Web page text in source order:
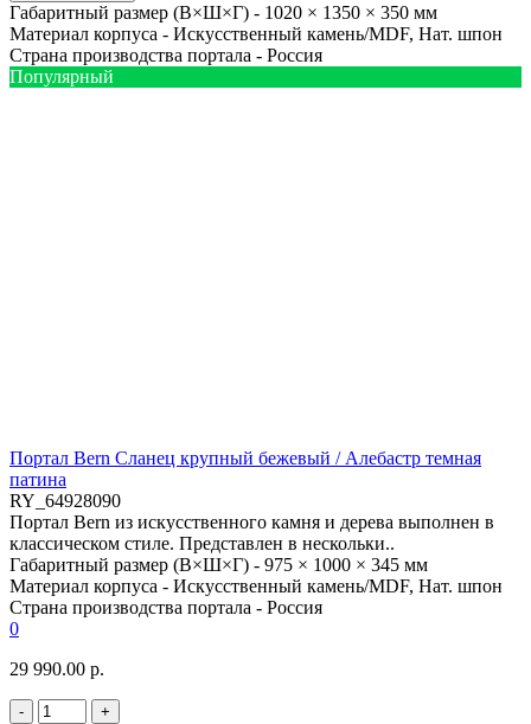
Габаритный размер (В×Ш×Г) - 1020 × 1350 × 350 мм
Материал корпуса - Искусственный камень/MDF, Нат. шпон
Страна производства портала - Россия
Популярный
Портал Bern Сланец крупный бежевый / Алебастр темная
патина
RY_64928090
Портал Bern из искусственного камня и дерева выполнен в
классическом стиле. Представлен в нескольки..
Габаритный размер (В×Ш×Г) - 975 × 1000 × 345 мм
Материал корпуса - Искусственный камень/MDF, Нат. шпон
Страна производства портала - Россия
0
29 990.00 р.
- +